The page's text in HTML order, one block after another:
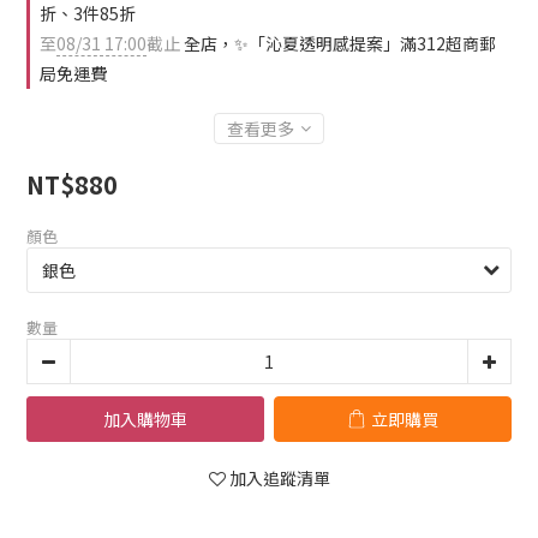
折、3件85折
至08/31 17:00截止全店，✨「沁夏透明感提案」滿312超商郵
局免運費
查看更多
NT$880
顏色
數量
加入購物車 立即購買
加入追蹤清單